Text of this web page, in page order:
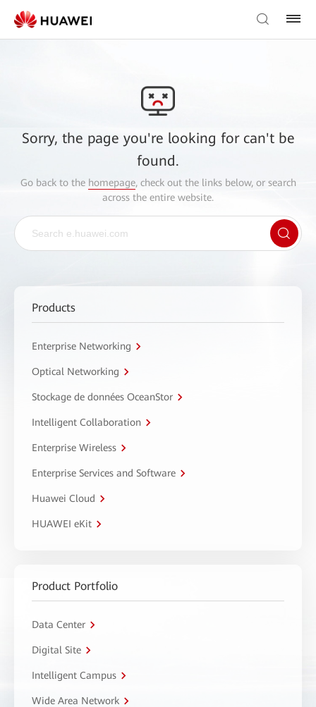
Sorry, the page you're looking for can't be
found.
Go back to the homepage, check out the links below, or search
across the entire website.
Products
Enterprise Networking
Optical Networking
Stockage de données OceanStor
Intelligent Collaboration
Enterprise Wireless
Enterprise Services and Software
Huawei Cloud
HUAWEI eKit
Product Portfolio
Data Center
Digital Site
Intelligent Campus
Wide Area Network